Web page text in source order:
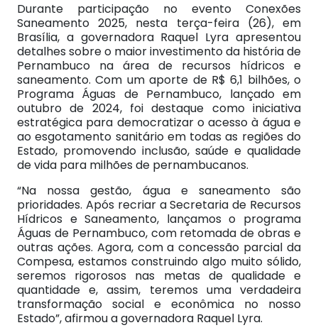
Durante participação no evento Conexões
Saneamento 2025, nesta terça-feira (26), em
Brasília, a governadora Raquel Lyra apresentou
detalhes sobre o maior investimento da história de
Pernambuco na área de recursos hídricos e
saneamento. Com um aporte de R$ 6,1 bilhões, o
Programa Águas de Pernambuco, lançado em
outubro de 2024, foi destaque como iniciativa
estratégica para democratizar o acesso à água e
ao esgotamento sanitário em todas as regiões do
Estado, promovendo inclusão, saúde e qualidade
de vida para milhões de pernambucanos.
“Na nossa gestão, água e saneamento são
prioridades. Após recriar a Secretaria de Recursos
Hídricos e Saneamento, lançamos o programa
Águas de Pernambuco, com retomada de obras e
outras ações. Agora, com a concessão parcial da
Compesa, estamos construindo algo muito sólido,
seremos rigorosos nas metas de qualidade e
quantidade e, assim, teremos uma verdadeira
transformação social e econômica no nosso
Estado”, afirmou a governadora Raquel Lyra.